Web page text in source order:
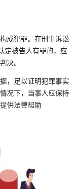
成犯罪。在刑事诉讼
定被告人有罪的，应
决。
，足以证明犯罪事实
况下，当事人应保持
供法律帮助